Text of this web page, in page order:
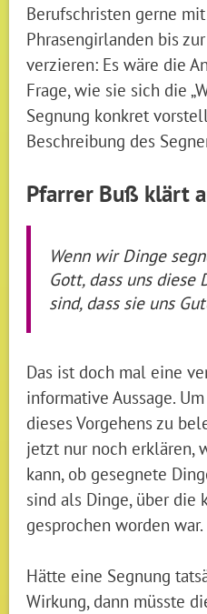
Berufschristen gerne
Phrasengirlanden bis
verzieren: Es wäre die
Frage, wie sie sich die
Segnung konkret
Beschreibung des
Pfarrer Buß klärt
Wenn wir Dinge
Gott, dass uns diese
sind, dass sie uns
Das ist doch mal eine
informative Aussage.
dieses Vorgehens zu
jetzt nur noch erklären,
kann, ob gesegnete
sind als Dinge, über die
gesprochen worden war.
Hätte eine Segnung
Wirkung, dann müsste